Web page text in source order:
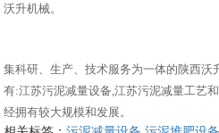
沃升机械。
集科研、生产、技术服务为一体的陕西沃
有:江苏污泥减量设备,江苏污泥减量工艺
经拥有较大规模和发展。